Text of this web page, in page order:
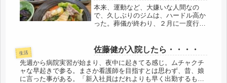
本来、運動など、大嫌いな人間なの
で、久しぶりのジムは、ハードル高か
った。葬儀が終わり、２月に一度行っ
ので、「行くわ！」と返信して、気持
ちを奮い立たせて、行ってきました。
イヤ...
生活 佐藤健が入院したら・・・・
先週から病院実習が始まり、夜中に起きてる感じ。ムチャクチ
ャな早起きで参る。まさか看護師を目指すとは思わず、昔、娘
に言った事がある。「新入社員はだれよりも早く出勤するもの